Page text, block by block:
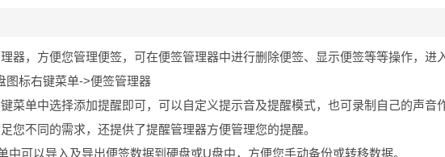
器，方便您管理便签，可在便签管理器中进行删除便签、显示便签等等操作，进
图标右键菜单->便签管理器
菜单中选择添加提醒即可，可以自定义提示音及提醒模式，也可录制自己的声音
您不同的需求，还提供了提醒管理器方便管理您的提醒。
中可以导入及导出便签数据到硬盘或U盘中，方便您手动备份或转移数据。